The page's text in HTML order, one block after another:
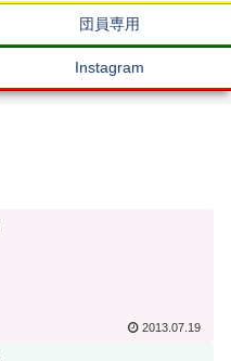
団員専用
Instagram
2013.07.19